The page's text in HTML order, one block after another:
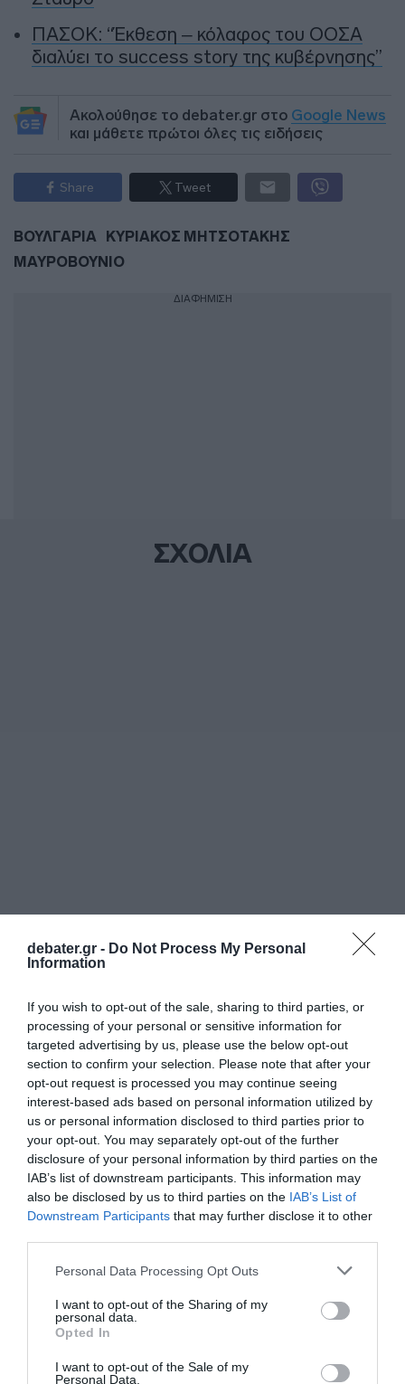
debater.gr - Do Not Process My Personal
Information
If you wish to opt-out of the sale, sharing to third parties, or
processing of your personal or sensitive information for
targeted advertising by us, please use the below opt-out
section to confirm your selection. Please note that after your
opt-out request is processed you may continue seeing
interest-based ads based on personal information utilized by
us or personal information disclosed to third parties prior to
your opt-out. You may separately opt-out of the further
disclosure of your personal information by third parties on the
IAB’s list of downstream participants. This information may
also be disclosed by us to third parties on the IAB’s List of
Downstream Participants that may further disclose it to other
Please note that this website/app uses one or more Google
not limited to your visit or usage behaviour. You may click to
grant or deny consent to Google and its third-party tags to
use your data for below specified purposes in below Google
consent section.
Personal Data Processing Opt Outs
I want to opt-out of the Sharing of my
personal data.
Opted In
I want to opt-out of the Sale of my
Personal Data.
ΠΑΣΟΚ: “Έκθεση – κόλαφος του ΟΟΣΑ
διαλύει το success story της κυβέρνησης”
Ακολούθησε το debater.gr στο Google News
και μάθετε πρώτοι όλες τις ειδήσεις
Share Tweet
ΒΟΥΛΓΑΡΙΑ
ΚΥΡΙΑΚΟΣ ΜΗΤΣΟΤΑΚΗΣ
ΜΑΥΡΟΒΟΥΝΙΟ
ΔΙΑΦΗΜΙΣΗ
ΣΧΟΛΙΑ
ΠΟΛΙΤΙΚΗ